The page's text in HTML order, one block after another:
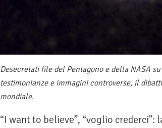
Desecretati file del Pentagono e della NASA
testimonianze e immagini controverse, il
mondiale.
“I want to believe”, “voglio crederci”: